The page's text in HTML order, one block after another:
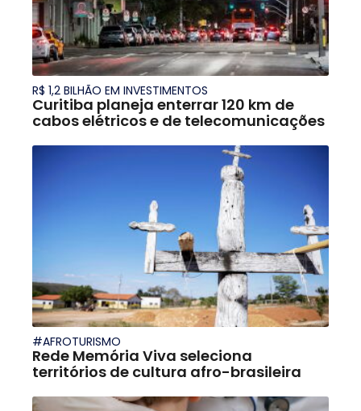
R$ 1,2 BILHÃO EM INVESTIMENTOS
Curitiba planeja enterrar 120 km de
cabos elétricos e de telecomunicações
#AFROTURISMO
Rede Memória Viva seleciona
territórios de cultura afro-brasileira